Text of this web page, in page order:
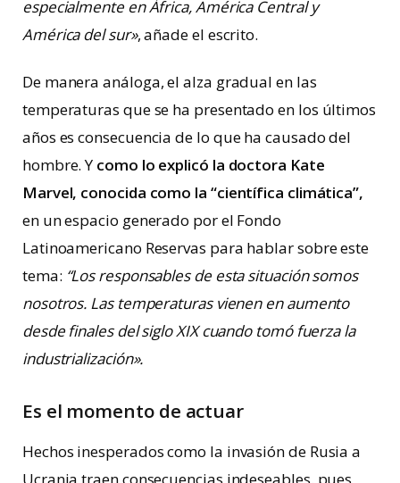
especialmente en África, América Central y
América del sur», añade el escrito.
De manera análoga, el alza gradual en las
temperaturas que se ha presentado en los últimos
años es consecuencia de lo que ha causado del
hombre. Y como lo explicó la doctora Kate
Marvel, conocida como la “científica climática”,
en un espacio generado por el Fondo
Latinoamericano Reservas para hablar sobre este
tema: “Los responsables de esta situación somos
nosotros. Las temperaturas vienen en aumento
desde finales del siglo XIX cuando tomó fuerza la
industrialización».
Es el momento de actuar
Hechos inesperados como la invasión de Rusia a